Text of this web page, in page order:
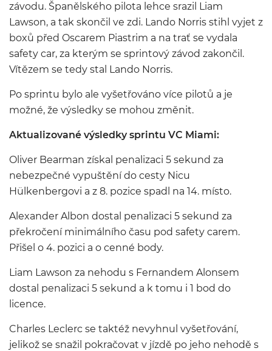
závodu. Španělského pilota lehce srazil Liam
Lawson, a tak skončil ve zdi. Lando Norris stihl vyjet z
boxů před Oscarem Piastrim a na trať se vydala
safety car, za kterým se sprintový závod zakončil.
Vítězem se tedy stal Lando Norris.
Po sprintu bylo ale vyšetřováno více pilotů a je
možné, že výsledky se mohou změnit.
Aktualizované výsledky sprintu VC Miami:
Oliver Bearman získal penalizaci 5 sekund za
nebezpečné vypuštění do cesty Nicu
Hülkenbergovi a z 8. pozice spadl na 14. místo.
Alexander Albon dostal penalizaci 5 sekund za
překročení minimálního času pod safety carem.
Přišel o 4. pozici a o cenné body.
Liam Lawson za nehodu s Fernandem Alonsem
dostal penalizaci 5 sekund a k tomu i 1 bod do
licence.
Charles Leclerc se taktéž nevyhnul vyšetřování,
jelikož se snažil pokračovat v jízdě po jeho nehodě s